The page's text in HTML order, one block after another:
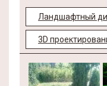
Ландшафтный
3D